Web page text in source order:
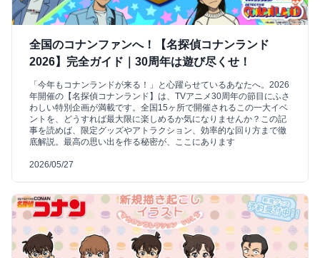
全国のコナンファンへ！【名探偵コナンランド
2026】完全ガイド｜30周年は遊び尽くせ！
「今年もコナンランドが来る！」と心躍らせているあなたへ。2026
年開催の【名探偵コナンランド】は、TVアニメ30周年の節目にふさ
わしい特別企画が満載です。全国15ヶ所で開催されるこの一大イベ
ントを、どうすれば最大限に楽しめるか気になりませんか？この記
事を読めば、限定グッズやアトラクション、効率的な回り方まで徹
底解説。最高の思い出を作る秘密が、ここにあります
2026/05/27